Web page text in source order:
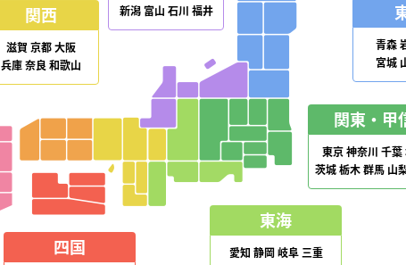
青森
宮城
関東・甲
東京 神奈川 千葉
茨城栃木群馬 山
東海
愛知 静岡 岐阜 三重
四国
関西
滋賀 京都大阪
兵庫奈良和歌山
新潟 富山 石川 福井